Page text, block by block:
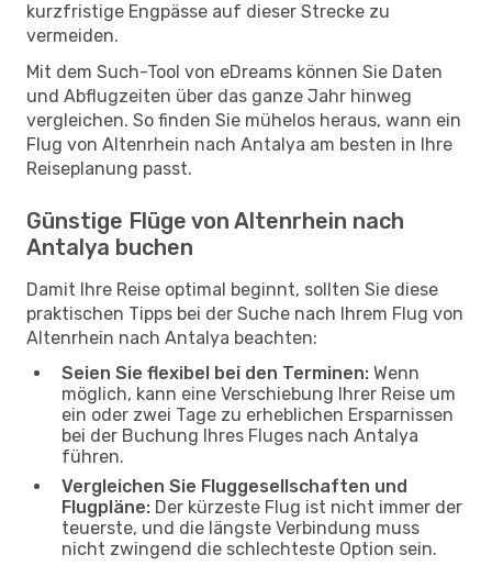
kurzfristige Engpässe auf dieser Strecke zu
vermeiden.
Mit dem Such-Tool von eDreams können Sie Daten
und Abflugzeiten über das ganze Jahr hinweg
vergleichen. So finden Sie mühelos heraus, wann ein
Flug von Altenrhein nach Antalya am besten in Ihre
Reiseplanung passt.
Günstige Flüge von Altenrhein nach
Antalya buchen
Damit Ihre Reise optimal beginnt, sollten Sie diese
praktischen Tipps bei der Suche nach Ihrem Flug von
Altenrhein nach Antalya beachten:
Seien Sie flexibel bei den Terminen: Wenn
möglich, kann eine Verschiebung Ihrer Reise um
ein oder zwei Tage zu erheblichen Ersparnissen
bei der Buchung Ihres Fluges nach Antalya
führen.
Vergleichen Sie Fluggesellschaften und
Flugpläne: Der kürzeste Flug ist nicht immer der
teuerste, und die längste Verbindung muss
nicht zwingend die schlechteste Option sein.